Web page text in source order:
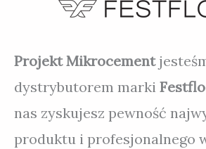
Projekt Mikrocement
dystrybutorem marki
nas zyskujesz pewność
produktu i profesjonalnego